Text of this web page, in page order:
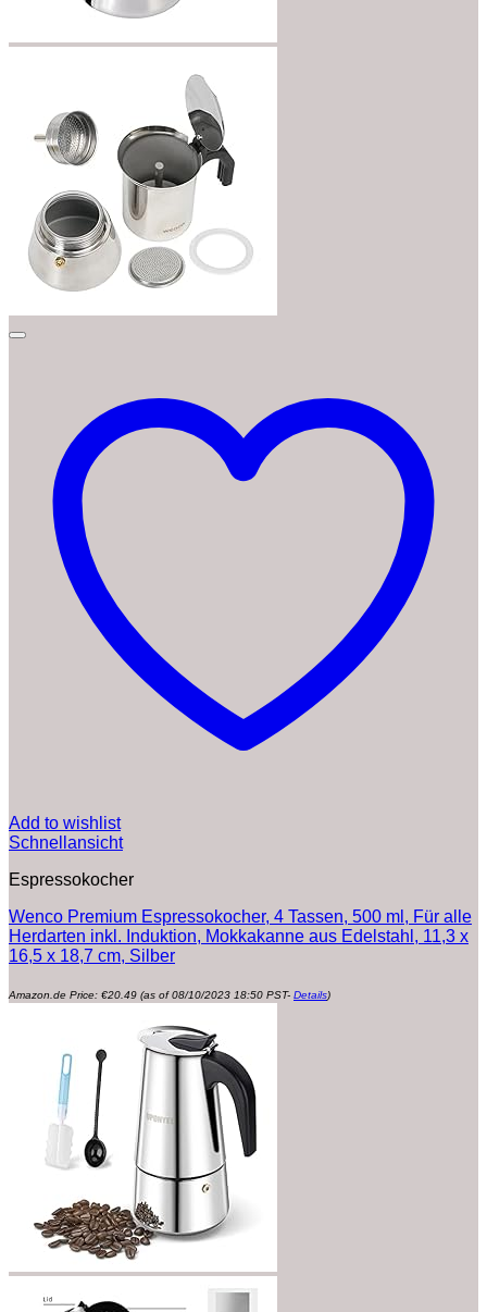
Add to wishlist
Schnellansicht
Espressokocher
Wenco Premium Espressokocher, 4 Tassen, 500 ml, Für alle
Herdarten inkl. Induktion, Mokkakanne aus Edelstahl, 11,3 x
16,5 x 18,7 cm, Silber
Amazon.de Price: €20.49 (as of 08/10/2023 18:50 PST- Details)